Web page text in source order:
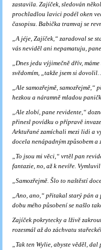
zastavila. Zajíček, sledován
prochladlou lavici podél oken
časopisu. Babička tramvaj se
„A jéje, Zajíček,“ zaradoval se
vás neviděl ani nepamatuju,
„Dnes jedu výjimečně dřív,
svědomím, „takže jsem si
„Ale samozřejmě,
hezkou a náramně mladou
„Ale zlobí, pane revidente,“
přinesl povídku o přípravě
Arktuřané zamíchali mezi lidi a
docela nenápadným způsobem
„To jsou mi věci,“ vrtěl pan
fantazie, no, až k nevíře.
„Samozřejmě. Šlo to naštěstí
„Ano, ano,“ přitakal starý pán a
dobu mého působení se našlo
Zajíček pokrytecky a lživě
rozesmál až do záchvatu
„Tak ten Wylie, abyste věděl,